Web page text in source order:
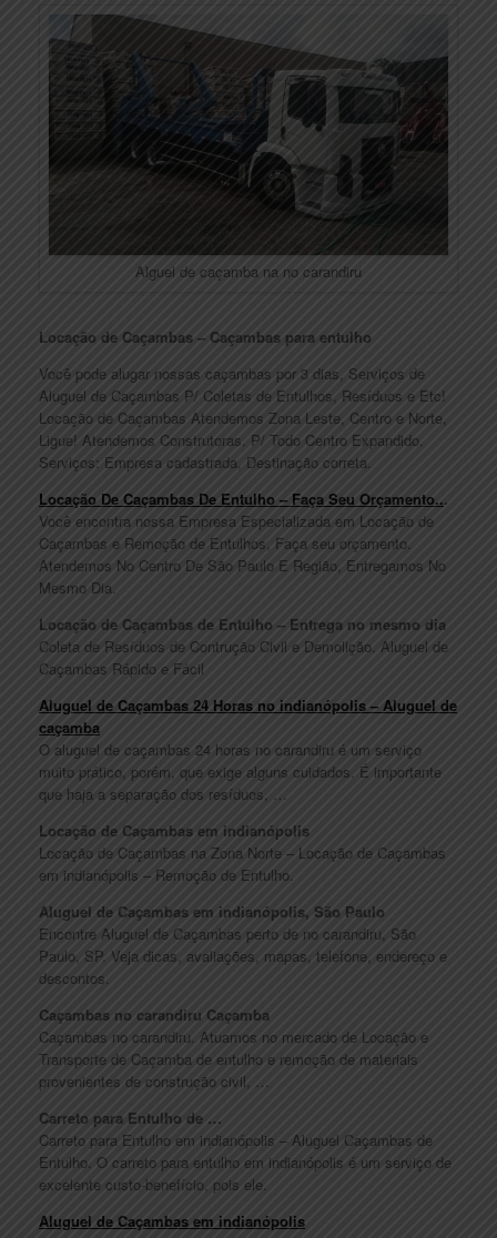
Alguel de caçamba na no carandiru
Locação de Caçambas – Caçambas para entulho
Você pode alugar nossas caçambas por 3 dias, Serviços de
Aluguel de Caçambas P/ Coletas de Entulhos, Resíduos e Etc!
Locação de Caçambas Atendemos Zona Leste, Centro e Norte,
Ligue! Atendemos Construtoras. P/ Todo Centro Expandido.
Serviços: Empresa cadastrada, Destinação correta.
Locação De Caçambas De Entulho – Faça Seu Orçamento...
Você encontra nossa Empresa Especializada em Locação de
Caçambas e Remoção de Entulhos, Faça seu orçamento.
Atendemos No Centro De São Paulo E Região, Entregamos No
Mesmo Dia.
Locação de Caçambas de Entulho – Entrega no mesmo dia
Coleta de Resíduos de Contrução Civil e Demolição. Aluguel de
Caçambas Rápido e Fácil
Aluguel de Caçambas 24 Horas no indianópolis – Aluguel de
caçamba
O aluguel de caçambas 24 horas no carandiru é um serviço
muito prático, porém, que exige alguns cuidados. É importante
que haja a separação dos resíduos, …
Locação de Caçambas em indianópolis
Locação de Caçambas na Zona Norte – Locação de Caçambas
em indianópolis – Remoção de Entulho.
Aluguel de Caçambas em indianópolis, São Paulo
Encontre Aluguel de Caçambas perto de no carandiru, São
Paulo, SP. Veja dicas, avaliações, mapas, telefone, endereço e
descontos.
Caçambas no carandiru Caçamba
Caçambas no carandiru. Atuamos no mercado de Locação e
Transporte de Caçamba de entulho e remoção de materiais
provenientes de construção civil, …
Carreto para Entulho de …
Carreto para Entulho em indianópolis – Aluguel Caçambas de
Entulho. O carreto para entulho em indianópolis é um serviço de
excelente custo-benefício, pois ele.
Aluguel de Caçambas em indianópolis